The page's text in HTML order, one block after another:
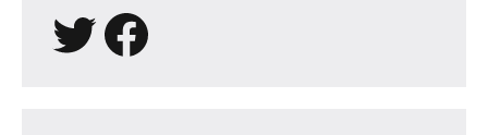
X Facebook